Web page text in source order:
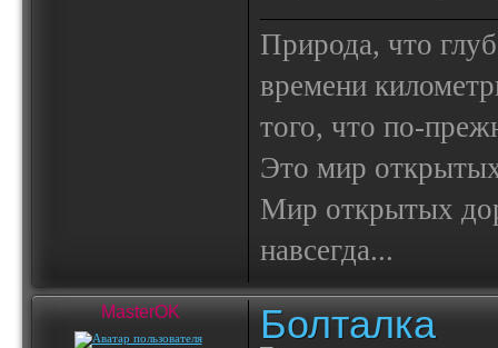
Природа, что
времени
того, что по-
Это мир
Мир открытых
навсегда...
MasterOK Болталка